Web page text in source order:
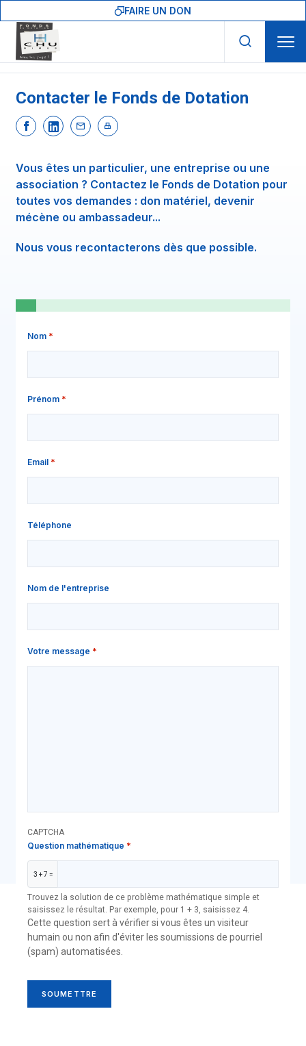
FAIRE UN DON
Contacter le Fonds de Dotation
Vous êtes un particulier, une entreprise ou une
association ? Contactez le Fonds de Dotation pour
toutes vos demandes : don matériel, devenir
mécène ou ambassadeur...
Nous vous recontacterons dès que possible.
Nom
Prénom
Email
Téléphone
Nom de l'entreprise
Votre message
CAPTCHA
Question mathématique
3 + 7 =
Trouvez la solution de ce problème mathématique simple et
saisissez le résultat. Par exemple, pour 1 + 3, saisissez 4.
Cette question sert à vérifier si vous êtes un visiteur
humain ou non afin d'éviter les soumissions de pourriel
(spam) automatisées.
SOUMETTRE